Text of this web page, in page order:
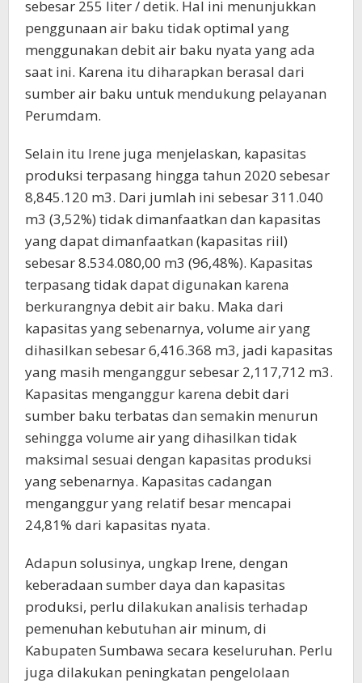
sebesar 255 liter / detik. Hal ini menunjukkan
penggunaan air baku tidak optimal yang
menggunakan debit air baku nyata yang ada
saat ini. Karena itu diharapkan berasal dari
sumber air baku untuk mendukung pelayanan
Perumdam.
Selain itu Irene juga menjelaskan, kapasitas
produksi terpasang hingga tahun 2020 sebesar
8,845.120 m3. Dari jumlah ini sebesar 311.040
m3 (3,52%) tidak dimanfaatkan dan kapasitas
yang dapat dimanfaatkan (kapasitas riil)
sebesar 8.534.080,00 m3 (96,48%). Kapasitas
terpasang tidak dapat digunakan karena
berkurangnya debit air baku. Maka dari
kapasitas yang sebenarnya, volume air yang
dihasilkan sebesar 6,416.368 m3, jadi kapasitas
yang masih menganggur sebesar 2,117,712 m3.
Kapasitas menganggur karena debit dari
sumber baku terbatas dan semakin menurun
sehingga volume air yang dihasilkan tidak
maksimal sesuai dengan kapasitas produksi
yang sebenarnya. Kapasitas cadangan
menganggur yang relatif besar mencapai
24,81% dari kapasitas nyata.
Adapun solusinya, ungkap Irene, dengan
keberadaan sumber daya dan kapasitas
produksi, perlu dilakukan analisis terhadap
pemenuhan kebutuhan air minum, di
Kabupaten Sumbawa secara keseluruhan. Perlu
juga dilakukan peningkatan pengelolaan